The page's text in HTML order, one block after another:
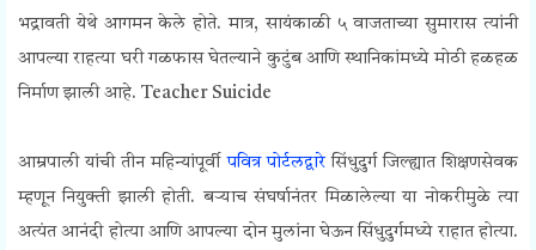
भद्रावती येथे आगमन केले होते. मात्र, सायंकाळी ५ वाजताच्या सुमारास त्यांनी
आपल्या राहत्या घरी गळफास घेतल्याने कुटुंब आणि स्थानिकांमध्ये मोठी हळहळ
निर्माण झाली आहे. Teacher Suicide
आम्रपाली यांची तीन महिन्यांपूर्वीपवित्र पोर्टलद्वारेसिंधुदुर्ग जिल्ह्यात शिक्षणसेवक
म्हणून नियुक्ती झाली होती. बऱ्याच संघर्षानंतर मिळालेल्या या नोकरीमुळे त्या
अत्यंत आनंदी होत्या आणि आपल्या दोन मुलांना घेऊन सिंधुदुर्गमध्ये राहात होत्या.